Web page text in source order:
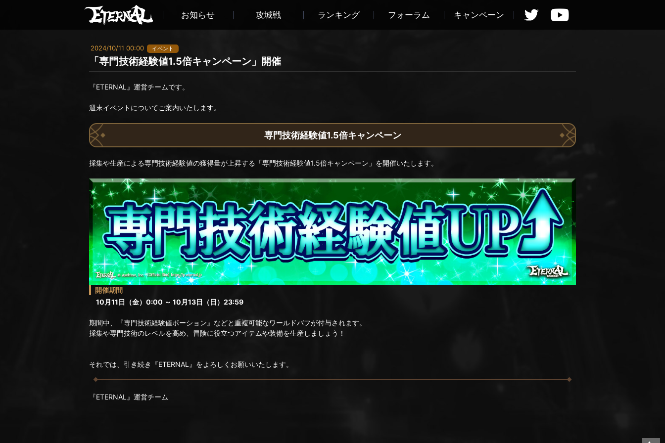
お知らせ 攻城戦 ランキング フォーラム キャンペーン
2024/10/11 00:00 イベント
「専門技術経験値1.5倍キャンペーン」開催
『ETERNAL』運営チームです。
週末イベントについてご案内いたします。
専門技術経験値1.5倍キャンペーン
採集や生産による専門技術経験値の獲得量が上昇する「専門技術経験値1.5倍キャンペーン」を開催いたします。
開催期間
10月11日（金）0:00 ～ 10月13日（日）23:59
期間中、『専門技術経験値ポーション』などと重複可能なワールドバフが付与されます。
採集や専門技術のレベルを高め、冒険に役立つアイテムや装備を生産しましょう！
それでは、引き続き『ETERNAL』をよろしくお願いいたします。
『ETERNAL』運営チーム